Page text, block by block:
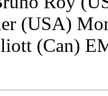
(USA)
(Can)